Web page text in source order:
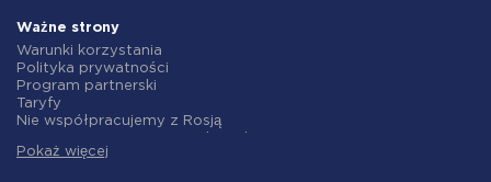
Integracja Notion
Integracja AWeber
Integracja Asana
Integracja ZOHO CRM
Integracja Webhooks
Integracja GetResponse
Integracja WooCommerce
Integracja Pipedrive
Integracja Instasent
Integracja AtomPark
Integracja TXTImpact
Integracja Campaign Monitor
Integracja CM.com
Integracja D7 Networks
Integracja SMSGlobal
Ważne strony
Warunki korzystania
Polityka prywatności
Program partnerski
Taryfy
Nie współpracujemy z Rosją
polityka zwrotów
Pokaż więcej